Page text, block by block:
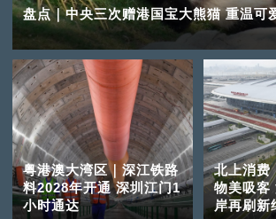
盘点｜中央三次赠港国宝大熊猫 重温可
粤港澳大湾区｜深江铁路
料2028年开通 深圳江门1
小时通达
北上消费
物美吸客
岸再刷新